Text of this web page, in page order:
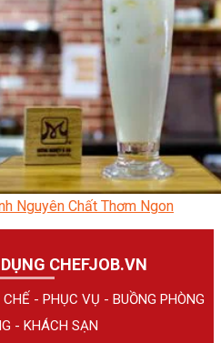
Nguyên Chất Thơm Ngon
CHEFJOB.VN
- PHỤC VỤ - BUỒNG PHÒNG
- KHÁCH SẠN